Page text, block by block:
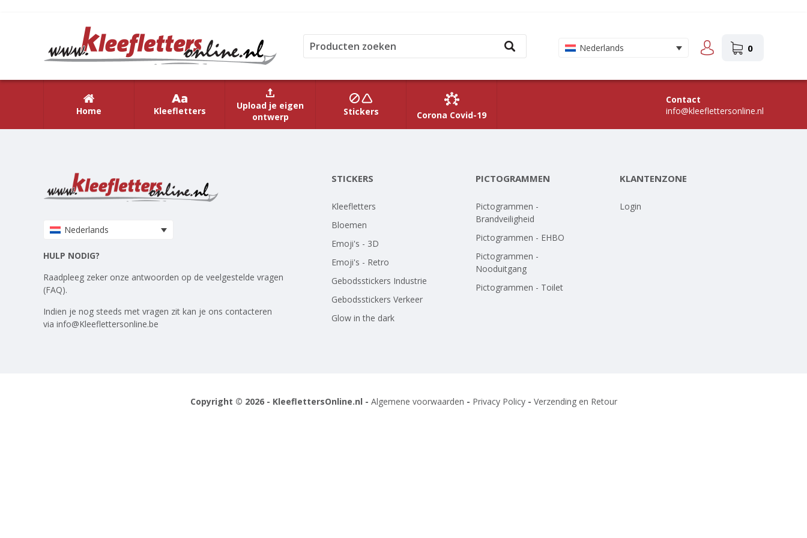
Nederlands 0
Home Kleefletters
Upload je eigen
ontwerp
Stickers Corona Covid-19
Contact
info@kleeflettersonline.nl
Nederlands
HULP NODIG?
Raadpleeg zeker onze antwoorden op de veelgestelde vragen
(FAQ).
Indien je nog steeds met vragen zit kan je ons contacteren
via info@Kleeflettersonline.be
STICKERS
Kleefletters
Bloemen
Emoji's - 3D
Emoji's - Retro
Gebodsstickers Industrie
Gebodsstickers Verkeer
Glow in the dark
PICTOGRAMMEN
Pictogrammen -
Brandveiligheid
Pictogrammen - EHBO
Pictogrammen -
Nooduitgang
Pictogrammen - Toilet
KLANTENZONE
Login
Copyright © 2026 - KleeflettersOnline.nl - Algemene voorwaarden - Privacy Policy- Verzending en Retour